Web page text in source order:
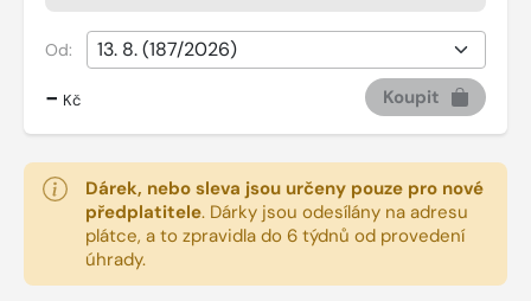
Od:
- Kč Koupit
Dárek, nebo sleva jsou určeny pouze pro nové
předplatitele. Dárky jsou odesílány na adresu
plátce, a to zpravidla do 6 týdnů od provedení
úhrady.